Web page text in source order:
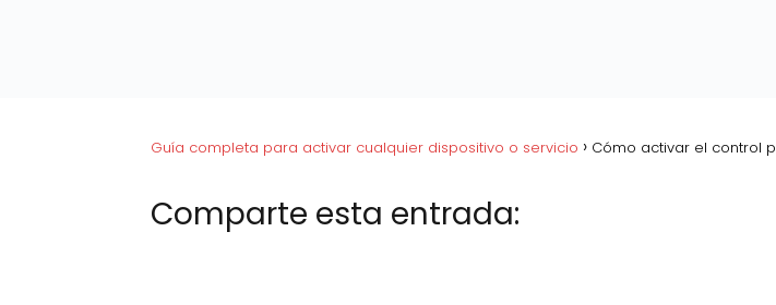
Guía completa para activar cualquier dispositivo o servicio Cómo activar el control
Comparte esta entrada: